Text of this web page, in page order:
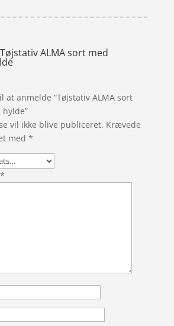
Tøjstativ ALMA sort med
anmelde “Tøjstativ ALMA sort
vil ikke blive publiceret. Krævede
med *
*